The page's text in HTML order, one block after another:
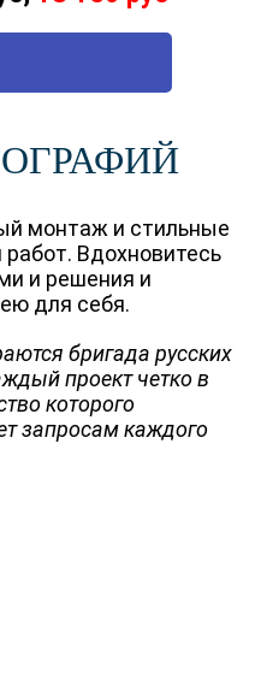
монтаж и стильные
Вдохновитесь
и решения и
для себя.
бригада русских
проект четко в
которого
запросам каждого